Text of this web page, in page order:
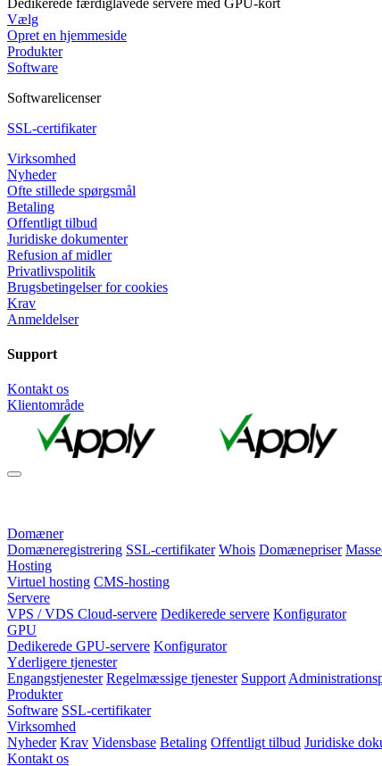
Vælg
Opret en hjemmeside
Produkter
Software
Softwarelicenser
SSL-certifikater
Virksomhed
Nyheder
Ofte stillede spørgsmål
Betaling
Offentligt tilbud
Juridiske dokumenter
Refusion af midler
Privatlivspolitik
Brugsbetingelser for cookies
Krav
Anmeldelser
Support
Kontakt os
Klientområde
Domæner
Domæneregistrering SSL-certifikater Whois Domænepriser
Hosting
Virtuel hosting CMS-hosting
Servere
VPS / VDS Cloud-servere Dedikerede servere Konfigurator
GPU
Dedikerede GPU-servere Konfigurator
Yderligere tjenester
Engangstjenester Regelmæssige tjenester Support
Produkter
Software SSL-certifikater
Virksomhed
Nyheder Krav Vidensbase Betaling Offentligt tilbud Juridiske
Kontakt os